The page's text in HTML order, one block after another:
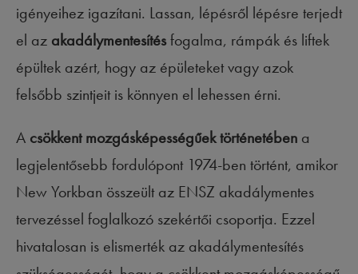
igényeihez igazítani. Lassan, lépésről lépésre terjedt
el az akadálymentesítésfogalma, rámpák és liftek
épültek azért, hogy az épületeket vagy azok
felsőbb szintjeit is könnyen el lehessen érni.
A csökkent mozgásképességűek történetében a
legjelentősebb fordulópont 1974-ben történt, amikor
New Yorkban összeült az ENSZ akadálymentes
tervezéssel foglalkozó szekértői csoportja. Ezzel
hivatalosan is elismerték az akadálymentesítés